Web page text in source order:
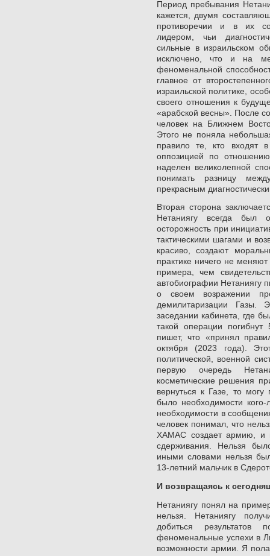
Период пребывания
кажется, двумя
противоречии и в их
лидером, чьи
сильные в израильском
исключено, что и на
феноменальной
главное от
израильской политике,
своего отношения к
«арабской весны». После
человек на Ближнем
Этого не поняла
правило те, кто входят
оппозицией по
наделен великолепной
понимать разницу
прекрасным
Вторая сторона
Нетаниягу всегда был
осторожность при
тактическими шагами и
красиво, создают
практике ничего не
примера, чем
автобиографии Нетаниягу
о своем возражении
демилитаризации
заседании кабинета, где
такой операции
пишет, что «принял
октября (2023 года).
политической, военной
первую очередь
косметические решения
вернуться к Газе, то
было необходимости
необходимости в
человек понимал, что
ХАМАС создает армию, и
сдерживания. Нельзя
иными словами нельзя
13-летний мальчик в
И возвращаясь к
Нетаниягу понял на
нельзя. Нетаниягу
добиться
феноменальные успехи в
возможности армии. Я